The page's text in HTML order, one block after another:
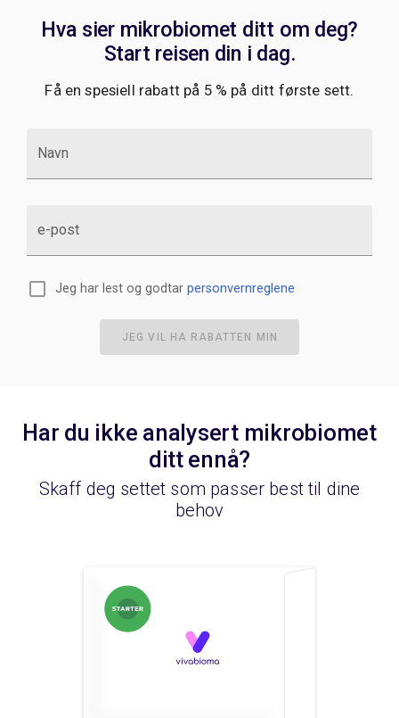
enkelt bilde og forstå hele filmen om helsen din.
Hva sier mikrobiomet ditt om deg?
Start reisen din i dag.
Få en spesiell rabatt på 5 % på ditt første sett.
Navn
e-post
Jeg har lest og godtar personvernreglene
JEG VIL HA RABATTEN MIN
Har du ikke analysert mikrobiomet
ditt ennå?
Skaff deg settet som passer best til dine
behov